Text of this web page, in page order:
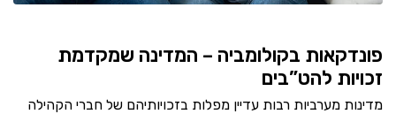
פונדקאות בקולומביה – המדינה שמקדמת
זכויות להט”בים
מדינות מערביות רבות עדיין מפלות בזכויותיהם של חברי הקהילה